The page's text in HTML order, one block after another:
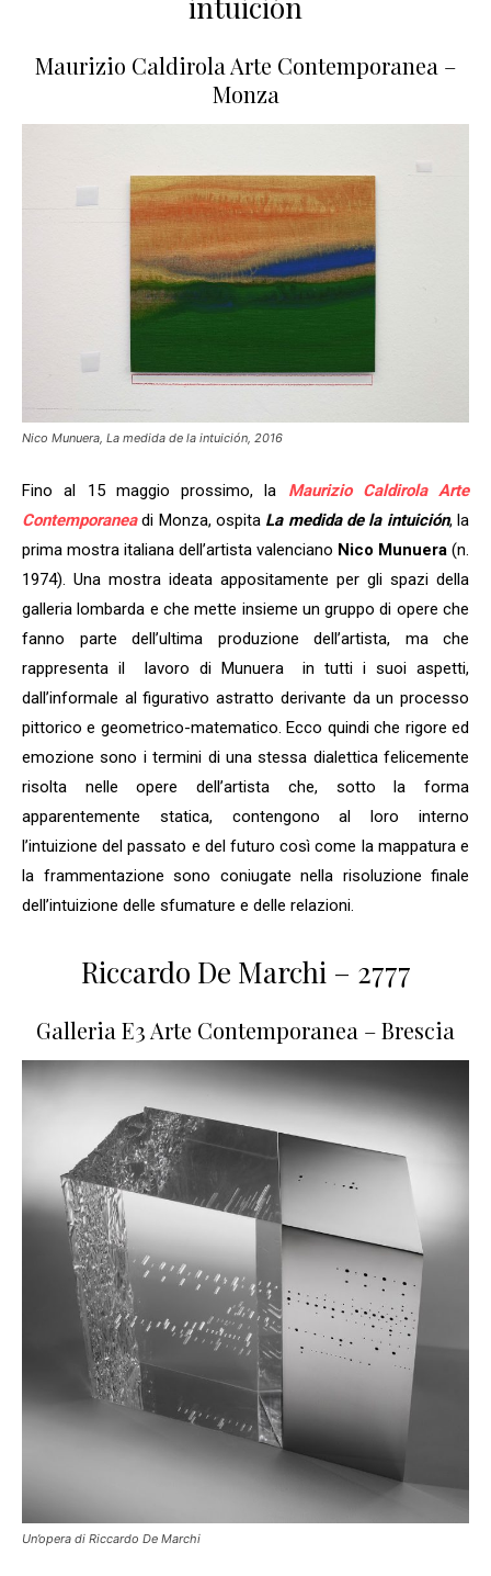
Maurizio Caldirola Arte Contemporanea –
Monza
Nico Munuera, La medida de la intuición, 2016
Fino al 15 maggio prossimo, la Maurizio Caldirola Arte
Contemporaneadi Monza, ospita La medida de la intuición, la
prima mostra italiana dell’artista valenciano Nico Munuera (n.
1974). Una mostra ideata appositamente per gli spazi della
galleria lombarda e che mette insieme un gruppo di opere che
fanno parte dell’ultima produzione dell’artista, ma che
rappresenta il lavoro di Munuera in tutti i suoi aspetti,
dall’informale al figurativo astratto derivante da un processo
pittorico e geometrico-matematico. Ecco quindi che rigore ed
emozione sono i termini di una stessa dialettica felicemente
risolta nelle opere dell’artista che, sotto la forma
apparentemente statica, contengono al loro interno
l’intuizione del passato e del futuro così come la mappatura e
la frammentazione sono coniugate nella risoluzione finale
dell’intuizione delle sfumature e delle relazioni.
Riccardo De Marchi – 2777
Galleria E3 Arte Contemporanea – Brescia
Un’opera di Riccardo De Marchi